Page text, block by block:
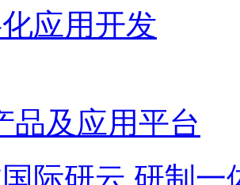
应用开发
品及应用平台